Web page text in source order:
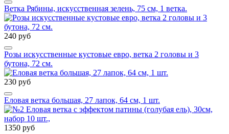
Ветка Рябины, искусственная зелень, 75 см, 1 ветка.
240 руб
Розы искусственные кустовые евро, ветка 2 головы и 3
бутона, 72 см.
230 руб
Еловая ветка большая, 27 лапок, 64 см, 1 шт.
1350 руб